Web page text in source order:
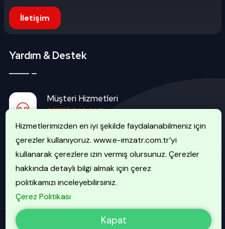
İletişim
Yardım & Destek
Müşteri Hizmetleri
0(312) 242 01 11
İptal Hattı
0(507) 740 51 51
Hizmetlerimizden en iyi şekilde faydalanabilmeniz için
çerezler kullanıyoruz. www.e-imzatr.com.tr’yi
kullanarak çerezlere izin vermiş olursunuz. Çerezler
hakkında detaylı bilgi almak için çerez
politikamızı inceleyebilirsiniz.
Çerez Politikası
Kapat